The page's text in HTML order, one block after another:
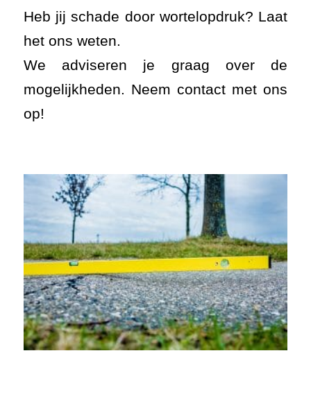
Heb jij schade door wortelopdruk? Laat
het ons weten.
We adviseren je graag over de
mogelijkheden. Neem contact met ons
op!